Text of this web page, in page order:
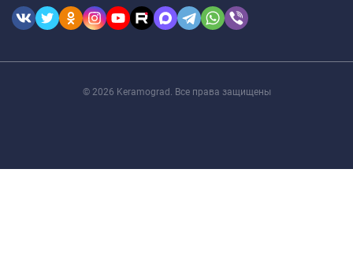
© 2026 Keramograd. Все права защищены